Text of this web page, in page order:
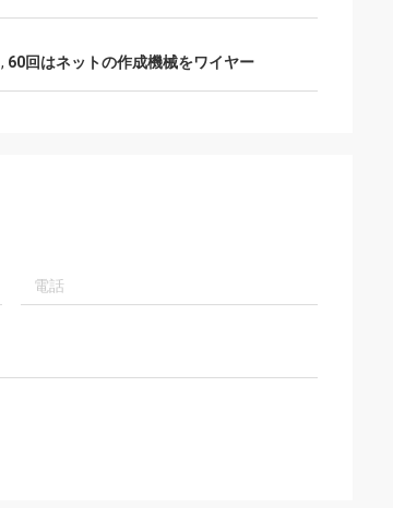
, 60回はネットの作成機械をワイヤー